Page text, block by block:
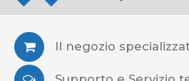
Il negozio